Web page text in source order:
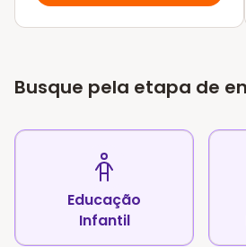
Busque pela etapa de
Educação
Infantil